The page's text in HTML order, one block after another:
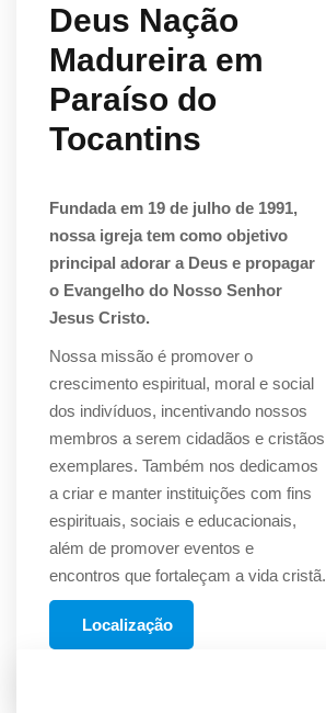
Deus Nação
Madureira em
Paraíso do
Tocantins
Fundada em 19 de julho de 1991,
nossa igreja tem como objetivo
principal adorar a Deus e propagar
o Evangelho do Nosso Senhor
Jesus Cristo.
Nossa missão é promover o
crescimento espiritual, moral e social
dos indivíduos, incentivando nossos
membros a serem cidadãos e cristãos
exemplares. Também nos dedicamos
a criar e manter instituições com fins
espirituais, sociais e educacionais,
além de promover eventos e
encontros que fortaleçam a vida cristã.
Localização